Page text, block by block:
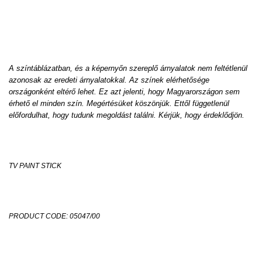
A színtáblázatban, és a képernyőn szereplő árnyalatok nem feltétlenül
azonosak az eredeti árnyalatokkal. Az színek elérhetősége
országonként eltérő lehet. Ez azt jelenti, hogy Magyarországon sem
érhető el minden szín. Megértésüket köszönjük. Ettől függetlenül
előfordulhat, hogy tudunk megoldást találni. Kérjük, hogy érdeklődjön.
TV PAINT STICK
PRODUCT CODE: 05047/00